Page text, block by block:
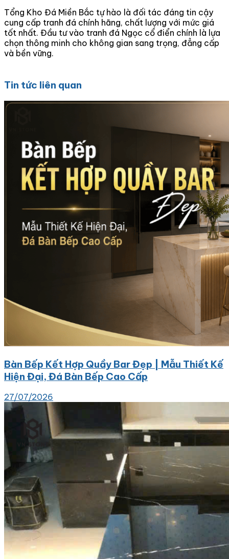
Tổng Kho Đá Miền Bắc tự hào là đối tác đáng tin cậy
cung cấp tranh đá chính hãng, chất lượng với mức giá
tốt nhất. Đầu tư vào tranh đá Ngọc cổ điển chính là lựa
chọn thông minh cho không gian sang trọng, đẳng cấp
và bền vững.
Tin tức liên quan
Bàn Bếp Kết Hợp Quầy Bar Đẹp | Mẫu Thiết Kế
Hiện Đại, Đá Bàn Bếp Cao Cấp
27/07/2026